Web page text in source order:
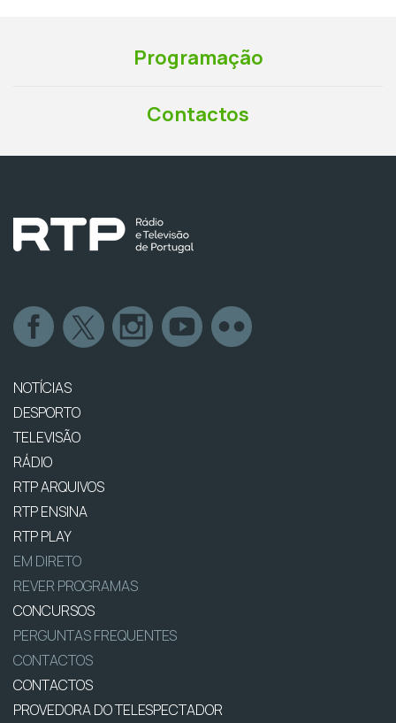
Programação
Contactos
NOTÍCIAS
DESPORTO
TELEVISÃO
RÁDIO
RTP ARQUIVOS
RTP ENSINA
RTP PLAY
EM DIRETO
REVER PROGRAMAS
CONCURSOS
PERGUNTAS FREQUENTES
CONTACTOS
CONTACTOS
PROVEDORA DO TELESPECTADOR